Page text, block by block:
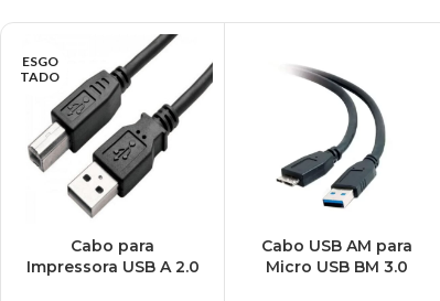
ESGO
TADO
Cabo para
Impressora USB A 2.0
Cabo USB AM para
Micro USB BM 3.0